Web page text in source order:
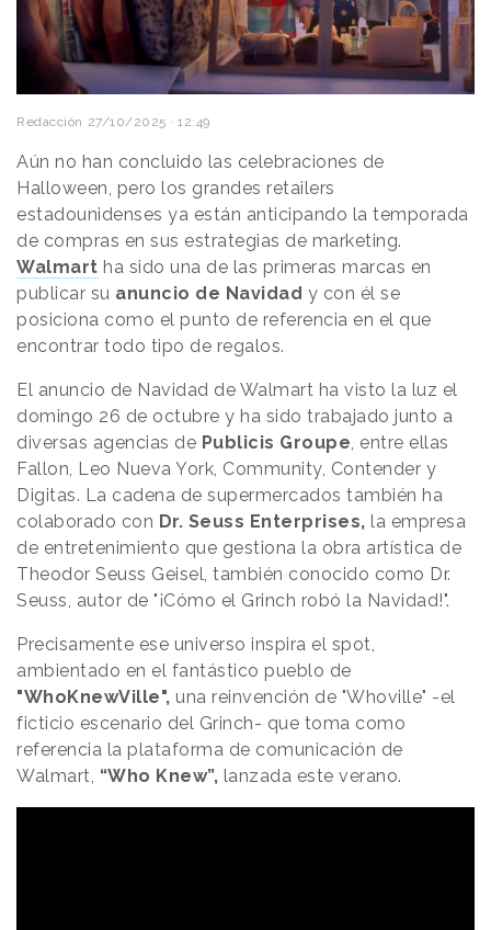
Redacción 27/10/2025 · 12:49
Aún no han concluido las celebraciones de
Halloween, pero los grandes retailers
estadounidenses ya están anticipando la temporada
de compras en sus estrategias de marketing.
Walmart ha sido una de las primeras marcas en
publicar su anuncio de Navidad y con él se
posiciona como el punto de referencia en el que
encontrar todo tipo de regalos.
El anuncio de Navidad de Walmart ha visto la luz el
domingo 26 de octubre y ha sido trabajado junto a
diversas agencias de Publicis Groupe, entre ellas
Fallon, Leo Nueva York, Community, Contender y
Digitas. La cadena de supermercados también ha
colaborado con Dr. Seuss Enterprises, la empresa
de entretenimiento que gestiona la obra artística de
Theodor Seuss Geisel, también conocido como Dr.
Seuss, autor de "¡Cómo el Grinch robó la Navidad!".
Precisamente ese universo inspira el spot,
ambientado en el fantástico pueblo de
"WhoKnewVille", una reinvención de "Whoville" -el
ficticio escenario del Grinch- que toma como
referencia la plataforma de comunicación de
Walmart, “Who Knew”, lanzada este verano.